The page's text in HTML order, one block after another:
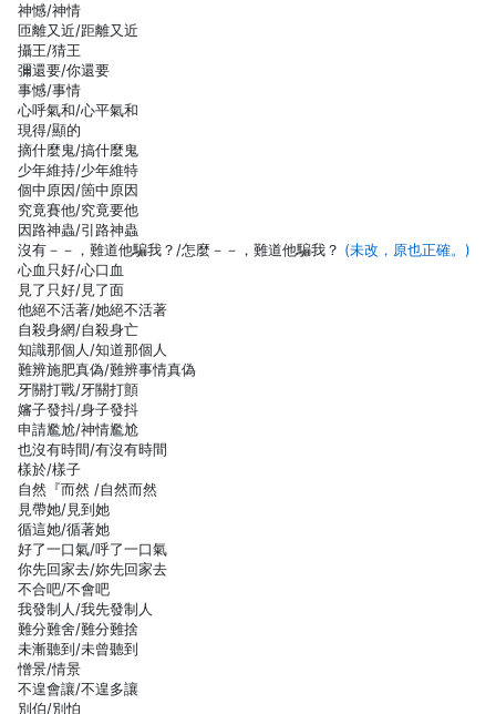
神憾/神情
匝離又近/距離又近
攝王/猜王
彌還要/你還要
事憾/事情
心呼氣和/心平氣和
現得/顯的
摘什麼鬼/搞什麼鬼
少年維持/少年維特
個中原因/箇中原因
究竟賽他/究竟要他
因路神蟲/引路神蟲
沒有－－，難道他騙我？/怎麼－－，難道他騙我？ (未改，原也正確。)
心血只好/心口血
見了只好/見了面
他絕不活著/她絕不活著
自殺身網/自殺身亡
知識那個人/知道那個人
難辨施肥真偽/難辨事情真偽
牙關打戰/牙關打顫
嬸子發抖/身子發抖
申請尷尬/神情尷尬
也沒有時間/有沒有時間
樣於/樣子
自然『而然 /自然而然
見帶她/見到她
循這她/循著她
好了一口氣/呼了一口氣
你先回家去/妳先回家去
不合吧/不會吧
我發制人/我先發制人
難分難舍/難分難捨
未漸聽到/未曾聽到
憎景/情景
不遑會讓/不遑多讓
別伯/別怕